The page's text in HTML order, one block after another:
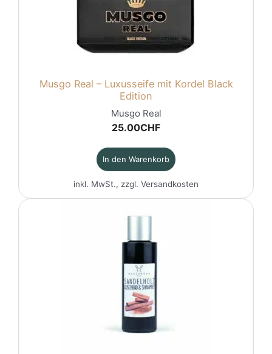
Musgo Real – Luxusseife mit Kordel Black
Edition
Musgo Real
25.00CHF
In den Warenkorb
inkl. MwSt., zzgl. Versandkosten